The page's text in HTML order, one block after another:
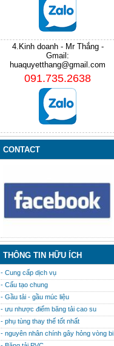
4.Kinh doanh - Mr Thắng -
Gmail:
huaquyetthang@gmail.com
091.735.2638
CONTACT
THÔNG TIN HỮU ÍCH
- Cung cấp dịch vụ
- Cấu tạo chung
- Gầu tải - gầu múc liệu
- ưu nhược điểm băng tải cao su
- phụ tùng thay thế tốt nhất
- nguyên nhân chính gây hỏng vòng bi